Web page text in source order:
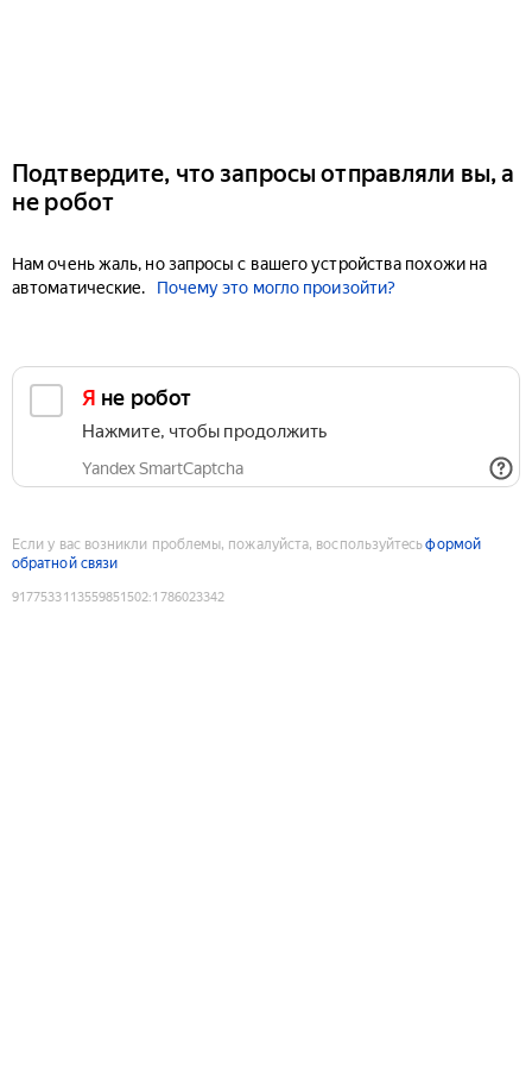
Подтвердите, что запросы отправляли вы, а
не робот
Нам очень жаль, но запросы с вашего устройства похожи на
автоматические.
Почему это могло произойти?
Я не робот
Нажмите, чтобы продолжить
Yandex SmartCaptcha
Если у вас возникли проблемы, пожалуйста, воспользуйтесьформой
обратной связи
9177533113559851502:1786023342